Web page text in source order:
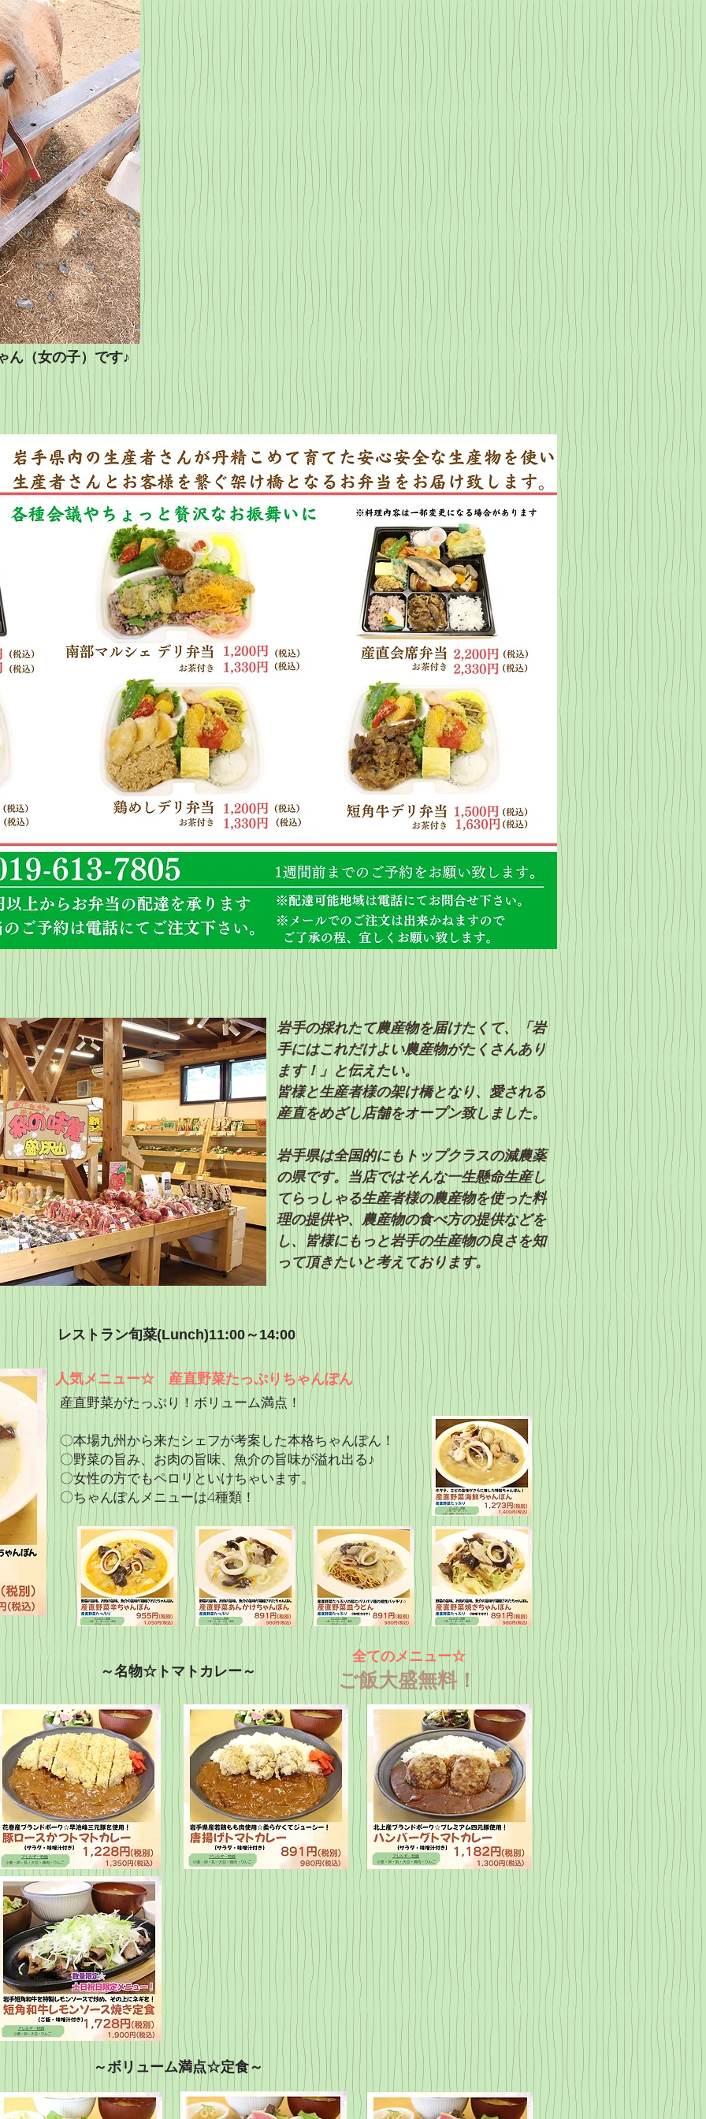
ん（女の子）です♪
岩手の採れたて農産物を届けたくて、「岩
手にはこれだけよい農産物がたくさんあり
ます！」と伝えたい。
皆様と生産者様の架け橋となり、愛される
産直をめざし店舗をオープン致しました。
岩手県は全国的にもトップクラスの減農薬
の県です。当店ではそんな一生懸命生産し
てらっしゃる生産者様の農産物を使った料
理の提供や、農産物の食べ方の提供などを
し、皆様にもっと岩手の生産物の良さを知
って頂きたいと考えております。
レストラン旬菜(Lunch)11:00～14:00
​人気メニュー☆ 産直野菜たっぷりちゃんぽん
産直野菜がたっぷり！​ボリューム満点！
〇本場九州から来たシェフが考案した本格ちゃんぽん！
〇野菜の旨み、お肉の旨味、魚介の旨味が溢れ出る♪
​〇女性の方でもペロリといけちゃいます。
〇ちゃんぽんメニューは4種類！​
全てのメニュー☆
ご飯大盛無料！
～名物☆トマトカレー～
～ボリューム満点☆定食～